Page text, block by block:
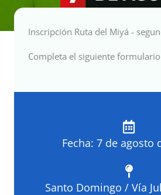
Inscripción Ruta del Miyá -
Completa el siguiente
Fecha: 7 de agosto
Santo Domingo / Vía